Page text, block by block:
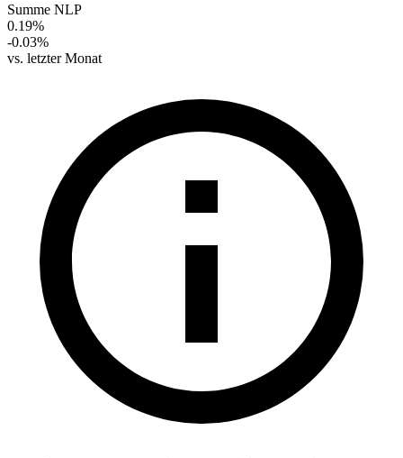
Summe NLP
0.19%
-0.03%
vs. letzter Monat